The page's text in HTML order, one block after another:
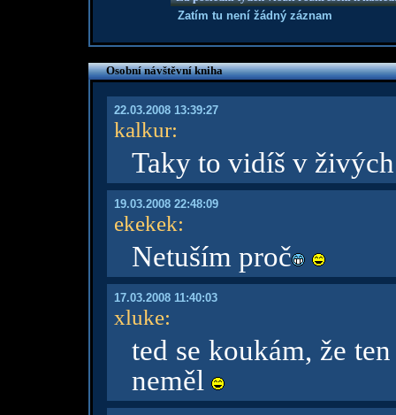
Zatím tu není žádný záznam
Osobní návštěvní kniha
22.03.2008 13:39:27
kalkur:
Taky to vidíš v
19.03.2008 22:48:09
ekekek:
Netuším proč
17.03.2008 11:40:03
xluke:
ted se koukám, že
neměl